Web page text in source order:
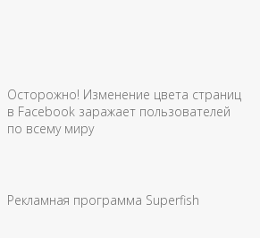
Осторожно! Изменение цвета страниц
в Facebook заражает пользователей
по всему миру
Рекламная программа Superfish